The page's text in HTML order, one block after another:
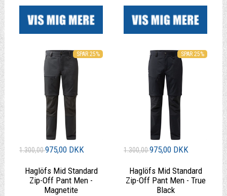
SPAR 25%
1.300,00975,00 DKK
Haglöfs Mid Standard
Zip-Off Pant Men -
Magnetite
SPAR 25%
1.300,00975,00 DKK
Haglöfs Mid Standard
Zip-Off Pant Men - True
Black